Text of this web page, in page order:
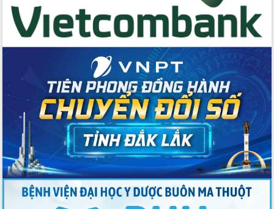
Nhân dân tỉnh
Bệnh án điện tử thúc đẩy chuyển đổi
số y tế tại Đắk Lắk
không gian tri thức trong thời đại số
Đánh giá, rút kinh nghiệm công tác tổ
chức diễn tập trước ngày bầu cử
Chương trình “Gặp gỡ hữu nghị –
Friendship Meeting New Year 2026”
Bầu cử Quốc hội và HĐND: Cử tri Đắk
Lắk gửi gắm niềm tin, kỳ vọng vào lá
phiếu
Đắk Lắk sẵn sàng các điều kiện cho
Ngày hội bầu cử đại biểu Quốc hội
khóa XVI và HĐND các cấp nhiệm kỳ